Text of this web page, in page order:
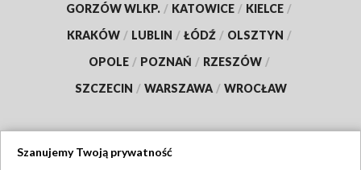
GORZÓW WLKP. / KATOWICE / KIELCE /
KRAKÓW / LUBLIN / ŁÓDŹ / OLSZTYN /
OPOLE / POZNAŃ / RZESZÓW /
SZCZECIN / WARSZAWA / WROCŁAW
Szanujemy Twoją prywatność